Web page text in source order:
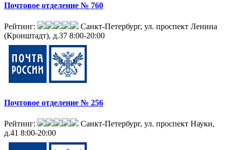
Почтовое отделение № 760
Рейтинг:
Санкт-Петербург, ул. проспект Ленина
(Кронштадт), д.37 8:00-20:00
Почтовое отделение № 256
Рейтинг:
Санкт-Петербург, ул. проспект Науки,
д.41 8:00-20:00